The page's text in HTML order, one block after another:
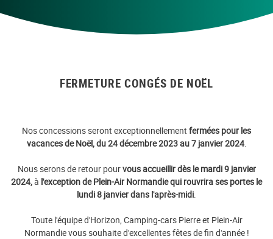
FERMETURE CONGÉS DE NOËL
Nos concessions seront exceptionnellement fermées pour les
vacances de Noël, du 24 décembre 2023 au 7 janvier 2024.
Nous serons de retour pourvous accueillir dès le mardi 9 janvier
2024,à l'exception de Plein-Air Normandie qui rouvrira ses portes le
lundi 8 janvier dans l'après-midi
Toute l'équipe d'Horizon, Camping-cars Pierre et Plein-Air
Normandie vous souhaite d'excellentes fêtes de fin d'année !